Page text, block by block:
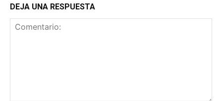
DEJA UNA RESPUESTA